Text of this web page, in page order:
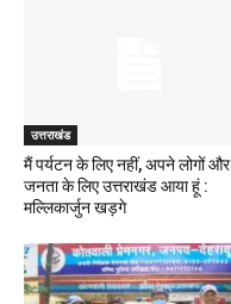
उत्तराखंड
मैं पर्यटन के लिए नहीं, अपने लोगों और
जनता के लिए उत्तराखंड आया हूं :
मल्लिकार्जुन खड़गे